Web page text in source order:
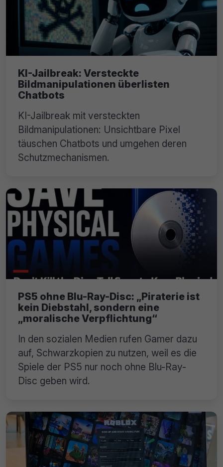
KI-Jailbreak: Versteckte
Bildmanipulationen überlisten
Chatbots
KI-Jailbreak mit versteckten
Bildmanipulationen: Unsichtbare Pixel
täuschen Chatbots und umgehen deren
Schutzmechanismen.
PS5 ohne Blu-Ray-Disc: „Piraterie ist
kein Diebstahl, sondern eine
„moralische Verpflichtung“
In den sozialen Medien rufen Gamer dazu
auf, Schwarzkopien zu nutzen, weil es die
Spiele der PS5 nur noch ohne Blu-Ray-
Disc geben wird.